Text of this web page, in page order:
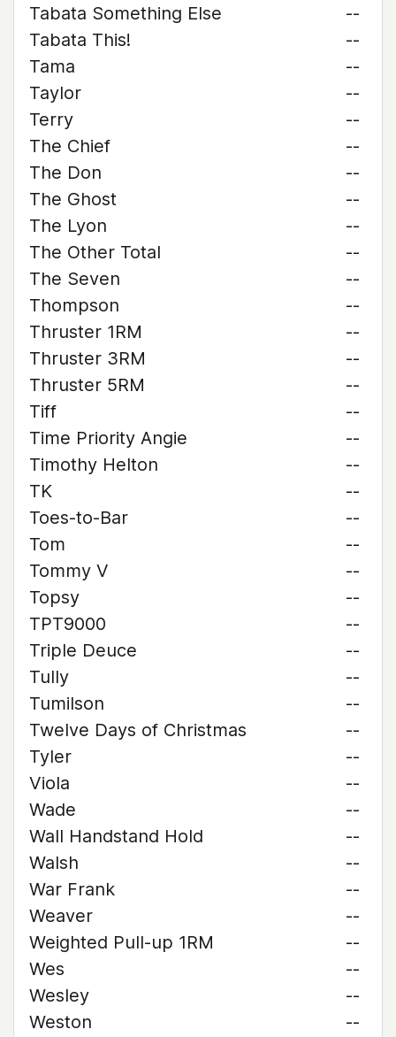
Tabata Something Else
--
Tabata This!
--
Tama
--
Taylor
--
Terry
--
The Chief
--
The Don
--
The Ghost
--
The Lyon
--
The Other Total
--
The Seven
--
Thompson
--
Thruster 1RM
--
Thruster 3RM
--
Thruster 5RM
--
Tiff
--
Time Priority Angie
--
Timothy Helton
--
TK
--
Toes-to-Bar
--
Tom
--
Tommy V
--
Topsy
--
TPT9000
--
Triple Deuce
--
Tully
--
Tumilson
--
Twelve Days of Christmas
--
Tyler
--
Viola
--
Wade
--
Wall Handstand Hold
--
Walsh
--
War Frank
--
Weaver
--
Weighted Pull-up 1RM
--
Wes
--
Wesley
--
Weston
--